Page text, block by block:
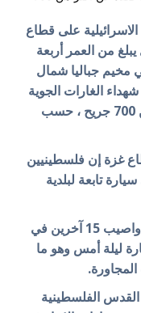
على قطاع
من العمر أربعة
مخيم جباليا شمال
الغارات الجوية
الإسرائيلية إلى 103، فضلا عن أكثر من 700 جريح ، حسب
غزة إن فلسطينيين
تابعة لبلدية
وقتل خمسة أشخاص من أسرة واحدة واصيب 15 آخرين في
ليلة أمس وهو ما
الفلسطينية